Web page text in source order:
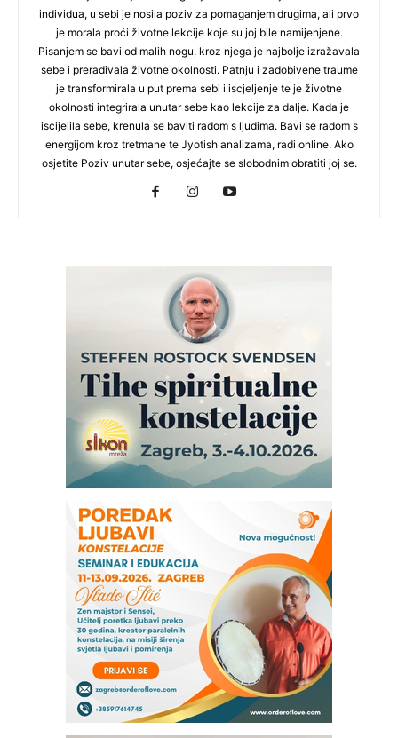
individua, u sebi je nosila poziv za pomaganjem drugima, ali prvo
je morala proći životne lekcije koje su joj bile namijenjene.
Pisanjem se bavi od malih nogu, kroz njega je najbolje izražavala
sebe i prerađivala životne okolnosti. Patnju i zadobivene traume
je transformirala u put prema sebi i iscjeljenje te je životne
okolnosti integrirala unutar sebe kao lekcije za dalje. Kada je
iscijelila sebe, krenula se baviti radom s ljudima. Bavi se radom s
energijom kroz tretmane te Jyotish analizama, radi online. Ako
osjetite Poziv unutar sebe, osjećajte se slobodnim obratiti joj se.